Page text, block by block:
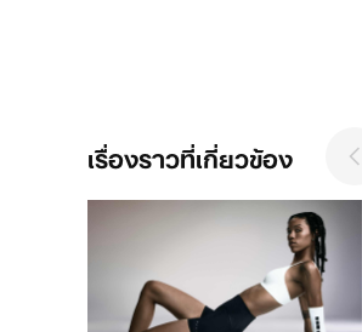
เรื่องราวที่เกี่ยวข้อง